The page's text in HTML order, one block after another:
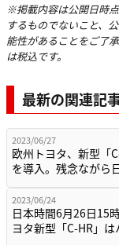
※掲載内容は公開日時
するものでないこと、
能性があることをご了
は税込です。
最新の関連記
2023/06/27
欧州トヨタ、新型「
を導入。残念ながら
2023/06/24
日本時間6月26日15
ヨタ新型「C-HR」